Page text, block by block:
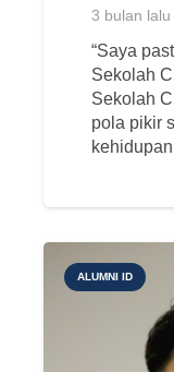
3 bulan lalu
“Saya
Sekolah
Sekolah
pola pikir
ALUMNI ID